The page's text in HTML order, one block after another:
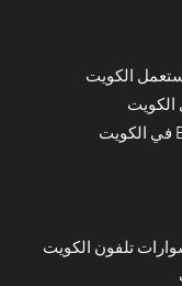
الكويت
تلفون الكويت